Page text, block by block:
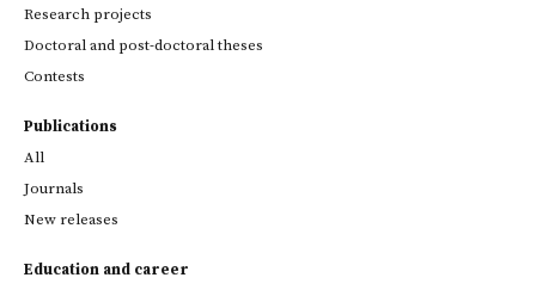
Research projects
Doctoral and post-doctoral theses
Contests
Publications
All
Journals
New releases
Education and career